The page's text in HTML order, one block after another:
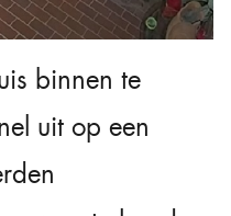
binnen te
uit op een